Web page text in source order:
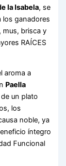
la Isabela, se
los ganadores
mus, brisca y
RAÍCES
aroma a
Paella
un plato
los
noble, ya
íntegro
Funcional